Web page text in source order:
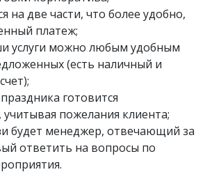
на две части, что более удобно,
платеж;
услуги можно любым удобным
(есть наличный и
готовится
пожелания клиента;
будет менеджер, отвечающий за
ответить на вопросы по